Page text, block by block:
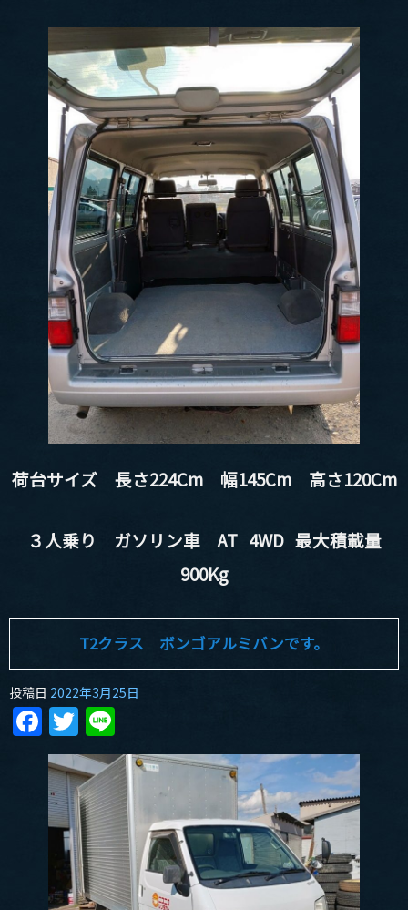
荷台サイズ 長さ224Cm 幅145Cm 高さ120Cm
３人乗り ガソリン車 AT 4WD 最大積載量
900Kg
T2クラス ボンゴアルミバンです。
投稿日 2022年3月25日
Facebook
Twitter